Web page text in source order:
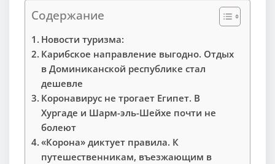
Содержание
Новости туризма:
Карибское направление выгодно. Отдых
в Доминиканской республике стал
дешевле
Коронавирус не трогает Египет. В
Хургаде и Шарм-эль-Шейхе почти не
болеют
«Корона» диктует правила. К
путешественникам, въезжающим в